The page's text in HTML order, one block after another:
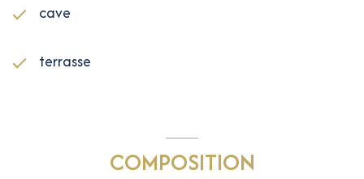
cave
terrasse
COMPOSITION